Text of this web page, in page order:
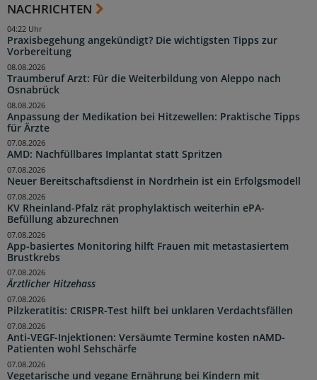
NACHRICHTEN
Praxisbegehung angekündigt? Die wichtigsten Tipps zur
Vorbereitung
04:22 Uhr
Traumberuf Arzt: Für die Weiterbildung von Aleppo nach
Osnabrück
08.08.2026
Anpassung der Medikation bei Hitzewellen: Praktische Tipps
für Ärzte
08.08.2026
AMD: Nachfüllbares Implantat statt Spritzen
07.08.2026
Neuer Bereitschaftsdienst in Nordrhein ist ein Erfolgsmodell
07.08.2026
KV Rheinland-Pfalz rät prophylaktisch weiterhin ePA-
Befüllung abzurechnen
07.08.2026
App-basiertes Monitoring hilft Frauen mit metastasiertem
Brustkrebs
07.08.2026
Ärztlicher Hitzehass
07.08.2026
Pilzkeratitis: CRISPR-Test hilft bei unklaren Verdachtsfällen
07.08.2026
Anti-VEGF-Injektionen: Versäumte Termine kosten nAMD-
Patienten wohl Sehschärfe
07.08.2026
Vegetarische und vegane Ernährung bei Kindern mit
07.08.2026